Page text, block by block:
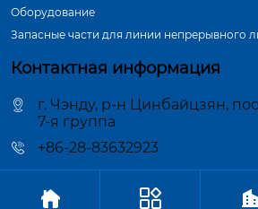
Оборудование
Запасные части для линии непрерывного
Контактная информация
г. Чэнду, р-н Цинбайцзян,
7-я группа
+86-28-83632923
Авторское право©ООО Чэнду Цзиньчжун
 